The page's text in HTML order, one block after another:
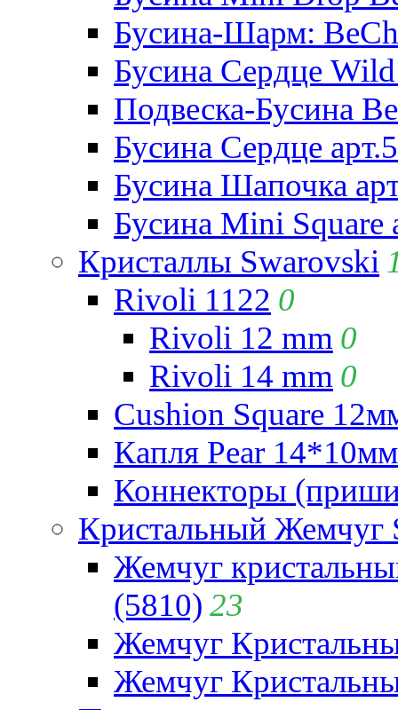
Бусина-Шарм:
Бусина Сердце
Подвеска-Бусина
Бусина Сердце
Бусина Шапочка
Бусина Mini Square
Кристаллы Swarovski
Rivoli 1122 0
Rivoli 12 mm 0
Rivoli 14 mm 0
Cushion Square
Капля Pear
Коннекторы
Кристальный Жемчуг
Жемчуг
(5810) 23
Жемчуг
Жемчуг